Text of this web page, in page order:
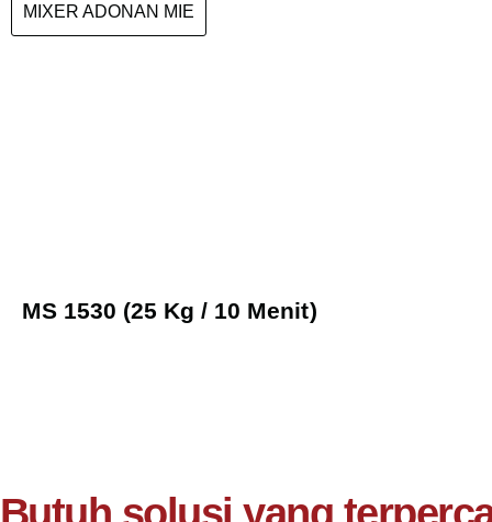
MIXER ADONAN MIE
MS 1530 (25 Kg / 10 Menit)